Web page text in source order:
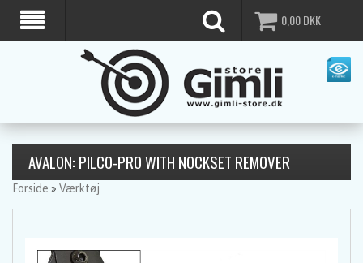
0,00DKK
AVALON: PILCO-PRO WITH NOCKSET REMOVER
Forside » Værktøj